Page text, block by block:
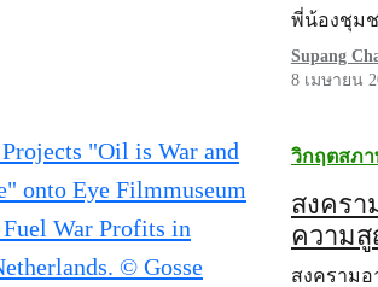
พี่น้องชุม
Supang
8 เมษายน
วิกฤตสภ
สงครา
ความสู
สงคราม